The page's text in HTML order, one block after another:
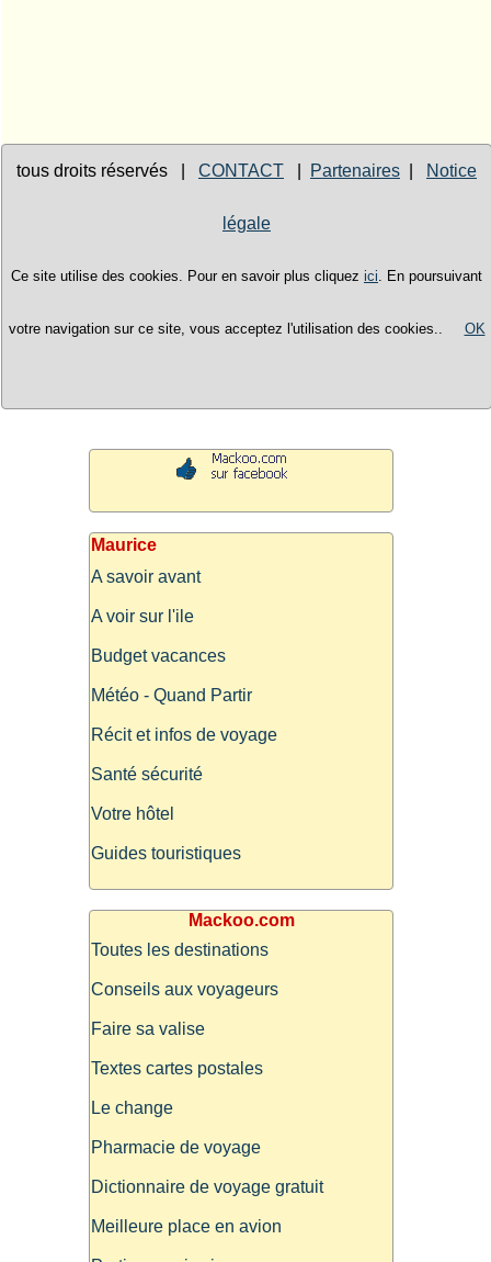
tous droits réservés | CONTACT Partenaires Notice
légale
Ce site utilise des cookies. Pour en savoir plus cliquez ici. En poursuivant
votre navigation sur ce site, vous acceptez l'utilisation des cookies.. OK
Maurice
A savoir avant
A voir sur l'ile
Budget vacances
Météo - Quand Partir
Récit et infos de voyage
Santé sécurité
Votre hôtel
Guides touristiques
Mackoo.com
Toutes les destinations
Conseils aux voyageurs
Faire sa valise
Textes cartes postales
Le change
Pharmacie de voyage
Dictionnaire de voyage gratuit
Meilleure place en avion